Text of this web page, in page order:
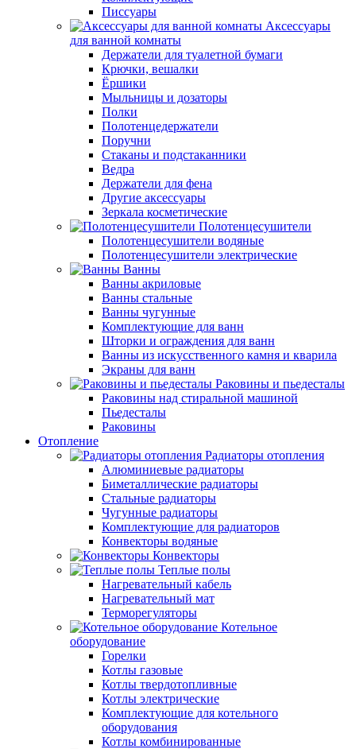
Писсуары
Аксессуары
для ванной комнаты
Держатели для туалетной бумаги
Крючки, вешалки
Ёршики
Мыльницы и дозаторы
Полки
Полотенцедержатели
Поручни
Стаканы и подстаканники
Ведра
Держатели для фена
Другие аксессуары
Зеркала косметические
Полотенцесушители
Полотенцесушители водяные
Полотенцесушители электрические
Ванны
Ванны акриловые
Ванны стальные
Ванны чугунные
Комплектующие для ванн
Шторки и ограждения для ванн
Ванны из искусственного камня и кварила
Экраны для ванн
Раковины и пьедесталы
Раковины над стиральной машиной
Пьедесталы
Раковины
Отопление
Радиаторы отопления
Алюминиевые радиаторы
Биметаллические радиаторы
Стальные радиаторы
Чугунные радиаторы
Комплектующие для радиаторов
Конвекторы водяные
Конвекторы
Теплые полы
Нагревательный кабель
Нагревательный мат
Терморегуляторы
Котельное
оборудование
Горелки
Котлы газовые
Котлы твердотопливные
Котлы электрические
Комплектующие для котельного
оборудования
Котлы комбинированные